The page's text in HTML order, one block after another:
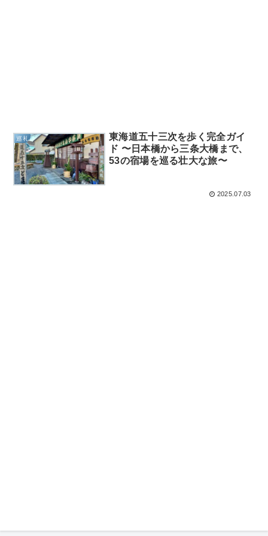
巡礼
東海道五十三次を歩く完全ガイ
ド 〜日本橋から三条大橋まで、
53の宿場を巡る壮大な旅〜
2025.07.03